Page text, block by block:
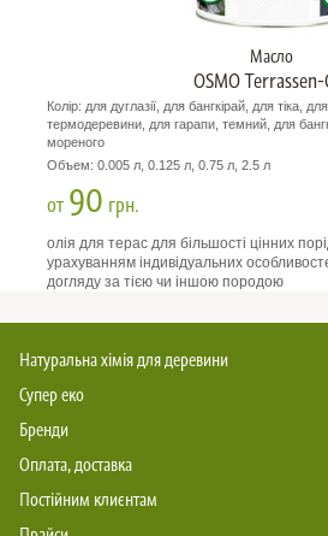
Масло
OSMO
Колір: для дуглазії, для бангкірай, для тіка,
термодеревини, для гарапи, темний, для
мореного
Объем: 0.005 л, 0.125 л, 0.75 л, 2.5 л
от 90 грн.
олія для терас для більшості цінних
урахуванням індивідуальних
догляду за тією чи іншою породою
Натуральна хімія для деревини
Супер еко
Бренди
Оплата, доставка
Постійним клиєнтам